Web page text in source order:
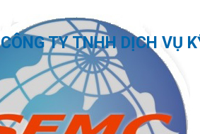
CÔNG TY TNHH DỊCH VỤ